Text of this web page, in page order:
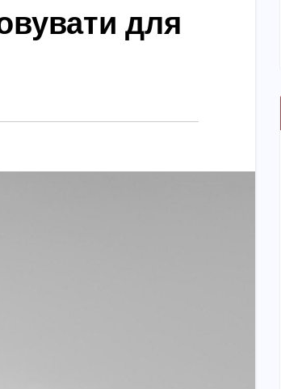
для